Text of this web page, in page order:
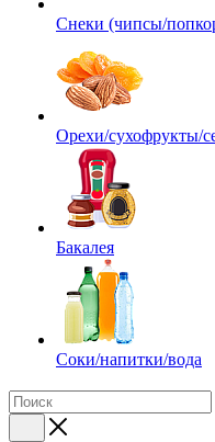
Снеки (чипсы/
Орехи/сухофрукты/
Бакалея
Соки/напитки/вода